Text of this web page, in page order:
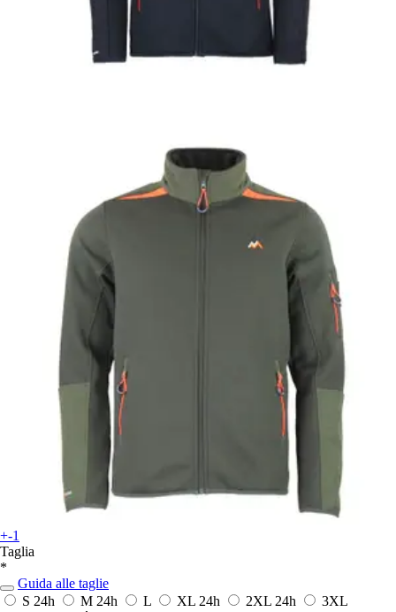
+-1
Taglia
*
Guida alle taglie
S 24h M 24h L XL 24h 2XL 24h
3XL